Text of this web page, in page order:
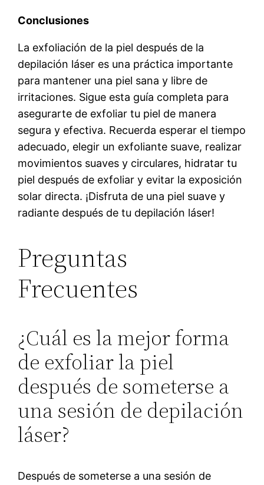
Conclusiones
La exfoliación de la piel después de la
depilación láser es una práctica importante
para mantener una piel sana y libre de
irritaciones. Sigue esta guía completa para
asegurarte de exfoliar tu piel de manera
segura y efectiva. Recuerda esperar el tiempo
adecuado, elegir un exfoliante suave, realizar
movimientos suaves y circulares, hidratar tu
piel después de exfoliar y evitar la exposición
solar directa. ¡Disfruta de una piel suave y
radiante después de tu depilación láser!
Preguntas
Frecuentes
¿Cuál es la mejor forma
de exfoliar la piel
después de someterse a
una sesión de depilación
láser?
Después de someterse a una sesión de